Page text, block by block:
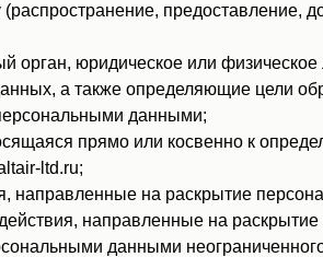
предоставление,
орган, юридическое или
а также определяющие цели
данными;
прямо или косвенно к
ltd.ru;
направленные на раскрытие
направленные на
данными